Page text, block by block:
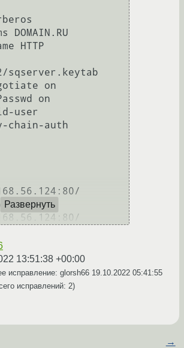
DOMAIN.RU
HTTP
sqserver.keytab
on
on
user
chain-auth
/
Развернуть
13:51:38 +00:00
исправление: glorsh66 19.10.2022 05:41:55
исправлений: 2)
→